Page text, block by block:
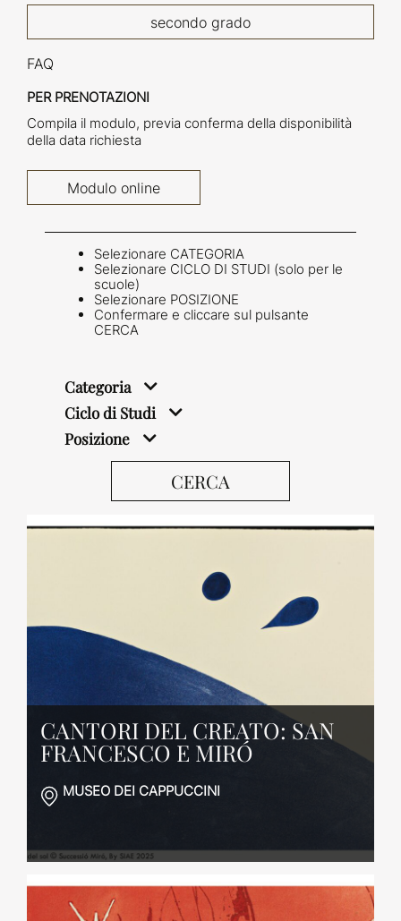
secondo grado
FAQ
PER PRENOTAZIONI
Compila il modulo, previa conferma della disponibilità
della data richiesta
Modulo online
Selezionare CATEGORIA
Selezionare CICLO DI STUDI (solo per le
scuole)
Selezionare POSIZIONE
Confermare e cliccare sul pulsante
CERCA
Categoria
Ciclo di Studi
Posizione
CERCA
CANTORI DEL CREATO: SAN
FRANCESCO E MIRÓ
MUSEO DEI CAPPUCCINI